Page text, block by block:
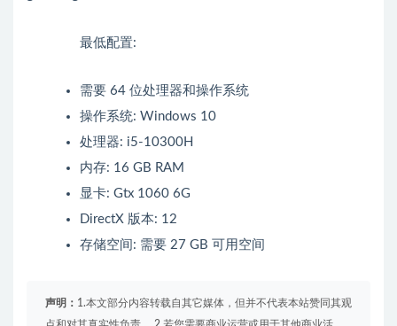
最低配置:
需要 64 位处理器和操作系统
操作系统: Windows 10
处理器: i5-10300H
内存: 16 GB RAM
显卡: Gtx 1060 6G
DirectX 版本: 12
存储空间: 需要 27 GB 可用空间
声明： 1.本文部分内容转载自其它媒体，但并不代表本站赞同其观